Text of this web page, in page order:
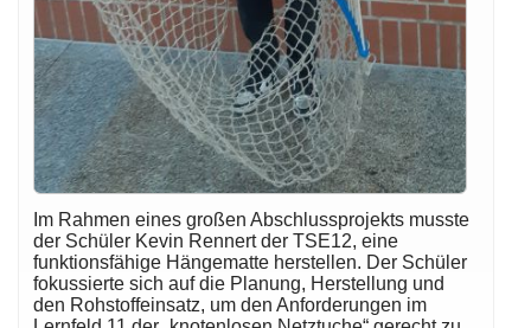
Im Rahmen eines großen Abschlussprojekts musste
der Schüler Kevin Rennert der TSE12, eine
funktionsfähige Hängematte herstellen. Der Schüler
fokussierte sich auf die Planung, Herstellung und
den Rohstoffeinsatz, um den Anforderungen im